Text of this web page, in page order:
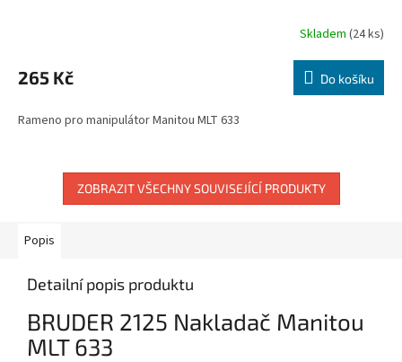
Skladem (24 ks)
265 Kč Do košíku
Rameno pro manipulátor Manitou MLT 633
ZOBRAZIT VŠECHNY SOUVISEJÍCÍ PRODUKTY
Popis
Detailní popis produktu
BRUDER 2125 Nakladač Manitou
MLT 633